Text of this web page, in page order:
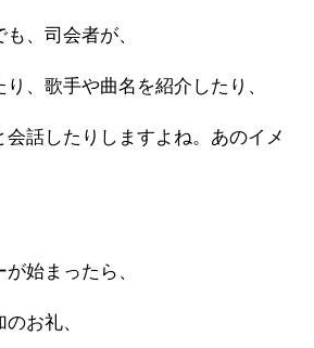
、司会者が、
、歌手や曲名を紹介したり、
話したりしますよね。あのイメ
始まったら、
お礼、